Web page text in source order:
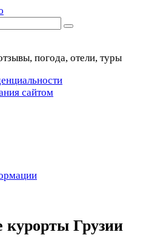
погода, отели, туры
сайтом
Грузии